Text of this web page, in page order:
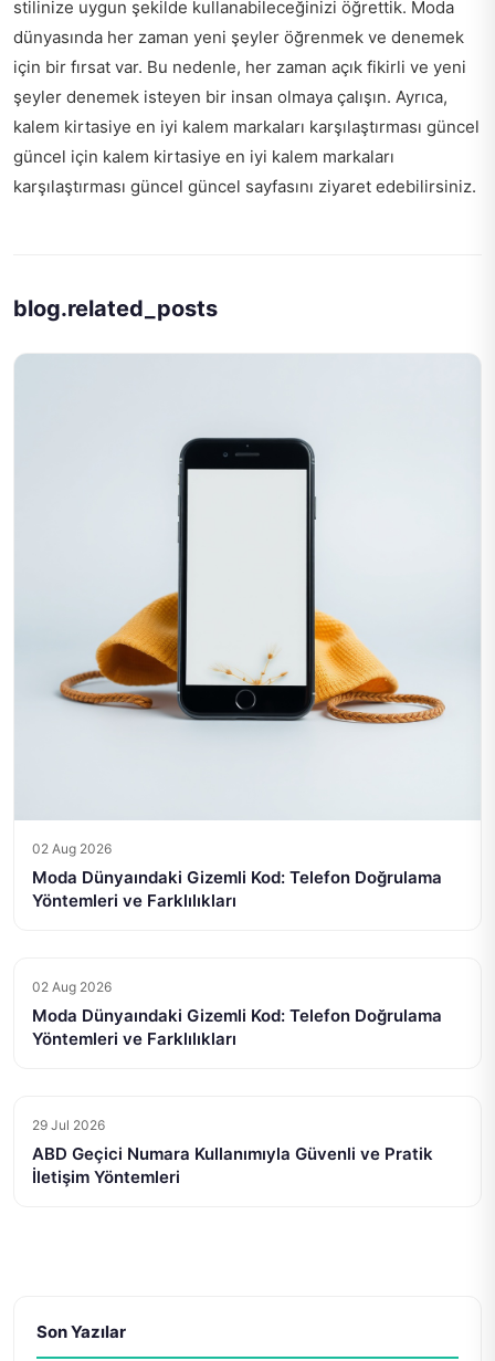
stilinize uygun şekilde kullanabileceğinizi öğrettik. Moda
dünyasında her zaman yeni şeyler öğrenmek ve denemek
için bir fırsat var. Bu nedenle, her zaman açık fikirli ve yeni
şeyler denemek isteyen bir insan olmaya çalışın. Ayrıca,
kalem kirtasiye en iyi kalem markaları karşılaştırması güncel
güncel için kalem kirtasiye en iyi kalem markaları
karşılaştırması güncel güncel sayfasını ziyaret edebilirsiniz.
blog.related_posts
02 Aug 2026
Moda Dünyaındaki Gizemli Kod: Telefon Doğrulama
Yöntemleri ve Farklılıkları
02 Aug 2026
Moda Dünyaındaki Gizemli Kod: Telefon Doğrulama
Yöntemleri ve Farklılıkları
29 Jul 2026
ABD Geçici Numara Kullanımıyla Güvenli ve Pratik
İletişim Yöntemleri
Son Yazılar